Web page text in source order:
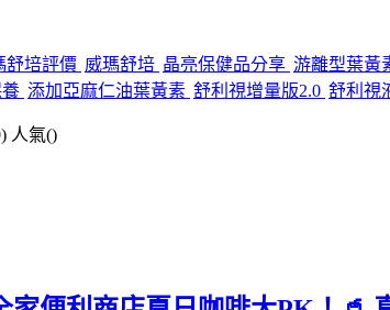
舒培評價 威瑪舒培 晶亮保健品分享 游離型葉黃
添加亞麻仁油葉黃素 舒利視增量版2.0 舒利視
人氣()